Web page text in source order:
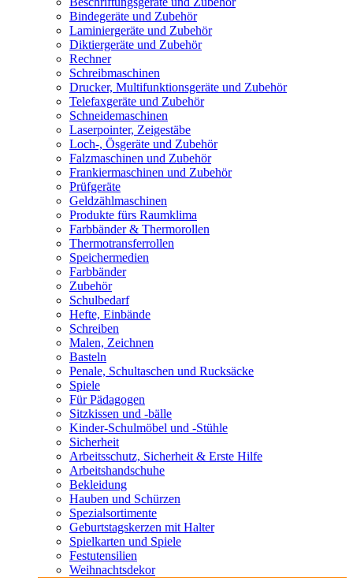
Bindegeräte und Zubehör
Laminiergeräte und Zubehör
Diktiergeräte und Zubehör
Rechner
Schreibmaschinen
Drucker, Multifunktionsgeräte und Zubehör
Telefaxgeräte und Zubehör
Schneidemaschinen
Laserpointer, Zeigestäbe
Loch-, Ösgeräte und Zubehör
Falzmaschinen und Zubehör
Frankiermaschinen und Zubehör
Prüfgeräte
Geldzählmaschinen
Produkte fürs Raumklima
Farbbänder & Thermorollen
Thermotransferrollen
Speichermedien
Farbbänder
Zubehör
Schulbedarf
Hefte, Einbände
Schreiben
Malen, Zeichnen
Basteln
Penale, Schultaschen und Rucksäcke
Spiele
Für Pädagogen
Sitzkissen und -bälle
Kinder-Schulmöbel und -Stühle
Sicherheit
Arbeitsschutz, Sicherheit & Erste Hilfe
Arbeitshandschuhe
Bekleidung
Hauben und Schürzen
Spezialsortimente
Geburtstagskerzen mit Halter
Spielkarten und Spiele
Festutensilien
Weihnachtsdekor